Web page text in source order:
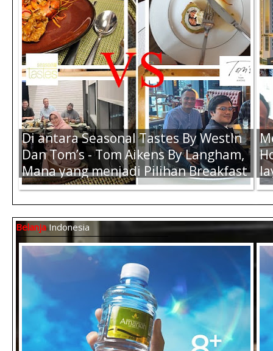
Air Amanah 330ml (1 Dus) -
Rp.57.000,-
Di antara Seasonal Tastes By WestIn
Dan Tom’s - Tom Aikens By Langham,
Mana yang menjadi Pilihan Breakfast
Terbaik Kamu Saat di Jakarta ?
Belanja Indonesia